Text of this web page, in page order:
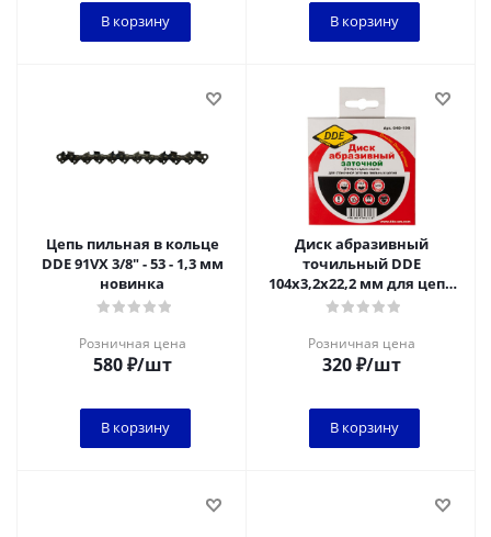
В корзину В корзину
Цепь пильная в кольце
DDE 91VX 3/8" - 53 - 1,3 мм
новинка
Розничная цена
580₽/шт
В корзину
Диск абразивный
точильный DDE
104х3,2х22,2 мм для цепи
3/8"PM,325",1/4"
Розничная цена
320₽/шт
В корзину